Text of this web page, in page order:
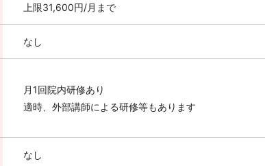
上限31,600円/月まで
なし
月1回院内研修あり
適時、外部講師による研修等もあります
なし